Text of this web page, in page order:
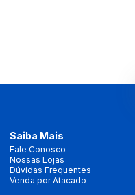
Saiba Mais
Fale Conosco
Nossas Lojas
Dúvidas Frequentes
Venda por Atacado